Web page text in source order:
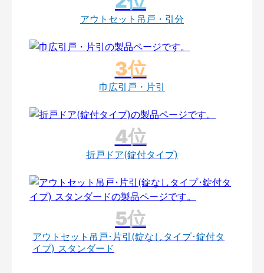
アウトセット吊戸・引分
巾広引戸・片引
折戸ドア(錠付タイプ)
アウトセット吊戸･片引(錠なしタイプ･錠付タ
イプ) スタンダード